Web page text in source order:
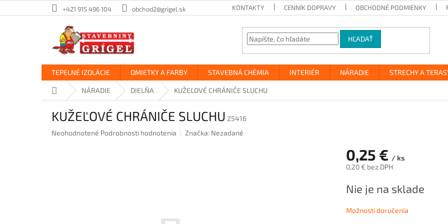
na
+421 915 496 104 obchod2@grigel.sk KONTAKTY CENNÍK DOPRAVY OBCHODNÉ PODMIENKY
HĽADAŤ
TEPELNÉ IZOLÁCIE OMIETKY A FARBY STAVEBNÁ CHÉMIA INTERIÉR NÁRADIE STRECHY A
DomovNÁRADIE DIELŇA KUŽEĽOVÉ CHRÁNIČE SLUCHU
KUŽEĽOVÉ CHRÁNIČE SLUCHU 25416
Priemerné
Neohodnotené Podrobnosti hodnotenia Značka: Nezadané
0,25 € / ks
0,20 € bez DPH
cena:
Nie je na sklade
Možnosti doručenia